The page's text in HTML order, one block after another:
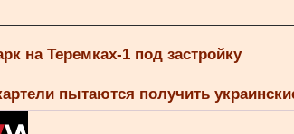
на Теремках-1 под застройку
пытаются получить